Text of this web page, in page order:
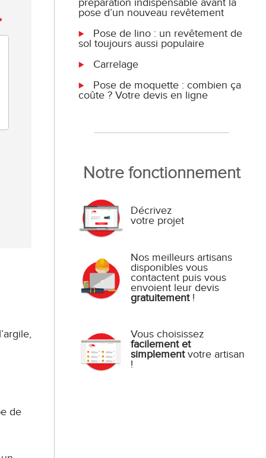
de
préparation indispensable avant la
pose d’un nouveau revêtement
Pose de lino : un revêtement de
sol toujours aussi populaire
Carrelage
Pose de moquette : combien ça
coûte ? Votre devis en ligne
Notre fonctionnement
Décrivez
votre projet
Nos meilleurs artisans
disponibles vous
contactent puis vous
envoient leur devis
gratuitement!
Vous choisissez
facilement et
simplementvotre artisan
!